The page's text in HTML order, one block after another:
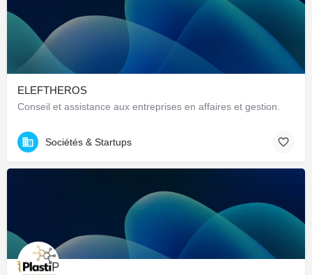
ELEFTHEROS
Conseil et assistance aux entreprises en affaires et gestion.
Sociétés & Startups